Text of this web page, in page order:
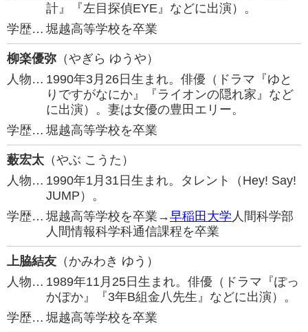
計』『左目探偵EYE』などに出演）。
学歴… 堀越高等学校を卒業
柳楽優弥 （やぎら ゆうや）
人物… 1990年3月26日生まれ。俳優（ドラマ『ゆと
りですがなにか』『ライオンの隠れ家』など
に出演）。妻は女優の豊田エリー。
学歴… 堀越高等学校を卒業
薮宏太 （やぶ こうた）
人物… 1990年1月31日生まれ。タレント（Hey! Say!
JUMP）。
学歴… 堀越高等学校を卒業→早稲田大学 人間科学部
人間情報科学科通信課程を卒業
上脇結友 （かみわき ゆう）
人物… 1989年11月25日生まれ。俳優（ドラマ『ぽっ
かぽか』『3年B組金八先生』などに出演）。
学歴… 堀越高等学校を卒業